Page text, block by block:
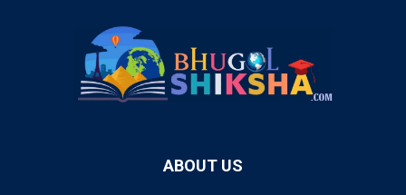
ABOUT US